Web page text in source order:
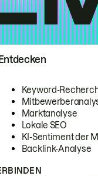
Entdecken
Keyword-
Marktanalyse
Lokale SEO
KI-Sentiment der
Backlink-Analyse